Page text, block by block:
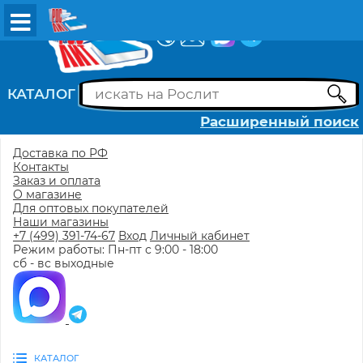
КАТАЛОГ
Расширенный поиск
Доставка по РФ
Контакты
Заказ и оплата
О магазине
Для оптовых покупателей
Наши магазины
+7 (499) 391-74-67 Вход Личный кабинет
Режим работы: Пн-пт с 9:00 - 18:00
сб - вс выходные
КАТАЛОГ